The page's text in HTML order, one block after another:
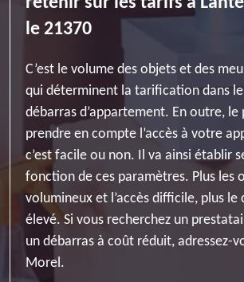
le 21370
C’est le volume des objets et des
qui déterminent la tarification dans le
débarras d’appartement. En outre, le
prendre en compte l’accès à votre
c’est facile ou non. Il va ainsi établir
fonction de ces paramètres. Plus les
volumineux et l’accès difficile, plus le
élevé. Si vous recherchez un
un débarras à coût réduit, adressez-
Morel.